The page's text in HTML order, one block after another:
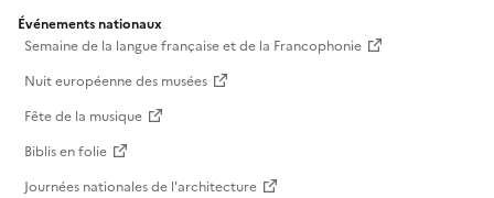
Événements nationaux
Semaine de la langue française et de la Francophonie
Nuit européenne des musées
Fête de la musique
Biblis en folie
Journées nationales de l'architecture